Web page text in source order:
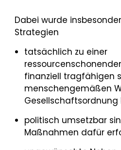
Dabei wurde
Strategien
tatsächlich zu einer
finanziell tragfähigen
menschengemäßen
politisch umsetzbar
Maßnahmen dafür